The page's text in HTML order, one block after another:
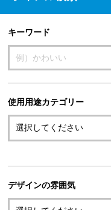
キーワード
使用用途カテゴリー
デザインの雰囲気